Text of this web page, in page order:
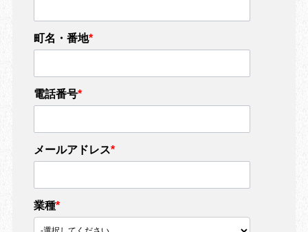
町名・番地*
電話番号*
メールアドレス*
業種*